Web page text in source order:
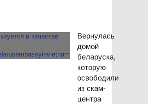
Вернулась
домой
беларуска,
которую
освободили
из скам-
центра